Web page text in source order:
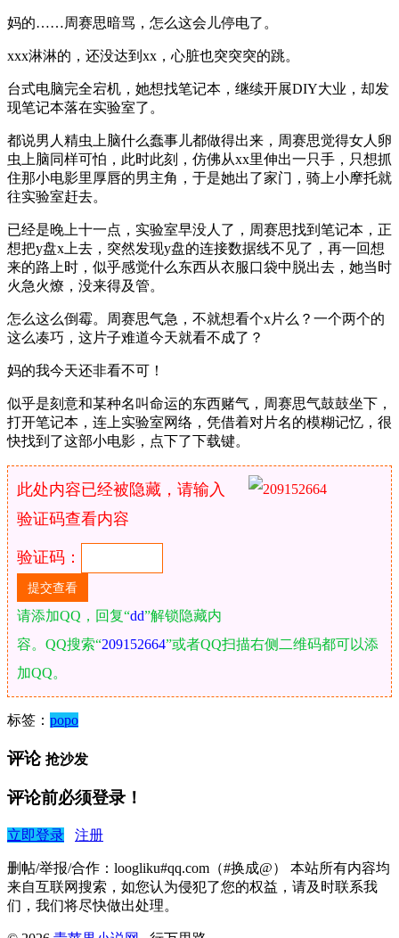
妈的……周赛思暗骂，怎么这会儿停电了。
xxx淋淋的，还没达到xx，心脏也突突突的跳。
台式电脑完全宕机，她想找笔记本，继续开展DIY大业，却发
现笔记本落在实验室了。
都说男人精虫上脑什么蠢事儿都做得出来，周赛思觉得女人卵
虫上脑同样可怕，此时此刻，仿佛从xx里伸出一只手，只想抓
住那小电影里厚唇的男主角，于是她出了家门，骑上小摩托就
往实验室赶去。
已经是晚上十一点，实验室早没人了，周赛思找到笔记本，正
想把y盘x上去，突然发现y盘的连接数据线不见了，再一回想
来的路上时，似乎感觉什么东西从衣服口袋中脱出去，她当时
火急火燎，没来得及管。
怎么这么倒霉。周赛思气急，不就想看个x片么？一个两个的
这么凑巧，这片子难道今天就看不成了？
妈的我今天还非看不可！
似乎是刻意和某种名叫命运的东西赌气，周赛思气鼓鼓坐下，
打开笔记本，连上实验室网络，凭借着对片名的模糊记忆，很
快找到了这部小电影，点下了下载键。
此处内容已经被隐藏，请输入
验证码查看内容
验证码：
请添加QQ，回复“dd”解锁隐藏内
容。QQ搜索“209152664”或者QQ扫描右侧二维码都可以添
加QQ。
标签： popo
评论 抢沙发
评论前必须登录！
立即登录 注册
删帖/举报/合作：loogliku#qq.com（#换成@） 本站所有内容均
来自互联网搜索，如您认为侵犯了您的权益，请及时联系我
们，我们将尽快做出处理。